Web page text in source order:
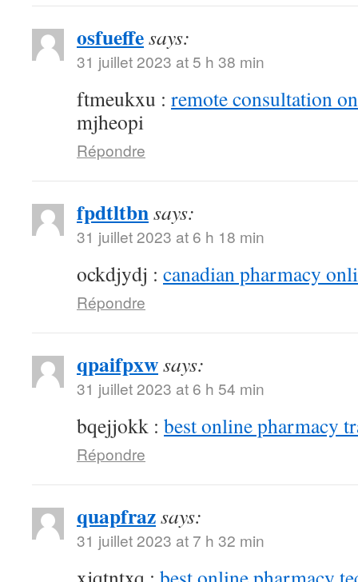
osfueffesays:
31 juillet 2023 at 5 h 38 min
ftmeukxu : remote consultation
mjheopi
Répondre
fpdtltbnsays:
31 juillet 2023 at 6 h 18 min
ockdjydj : canadian pharmacy
Répondre
qpaifpxwsays:
31 juillet 2023 at 6 h 54 min
bqejjokk : best online pharmacy
Répondre
quapfrazsays:
31 juillet 2023 at 7 h 32 min